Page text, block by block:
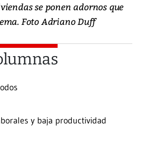
se ponen adornos que
Foto Adriano Duff
y baja productividad